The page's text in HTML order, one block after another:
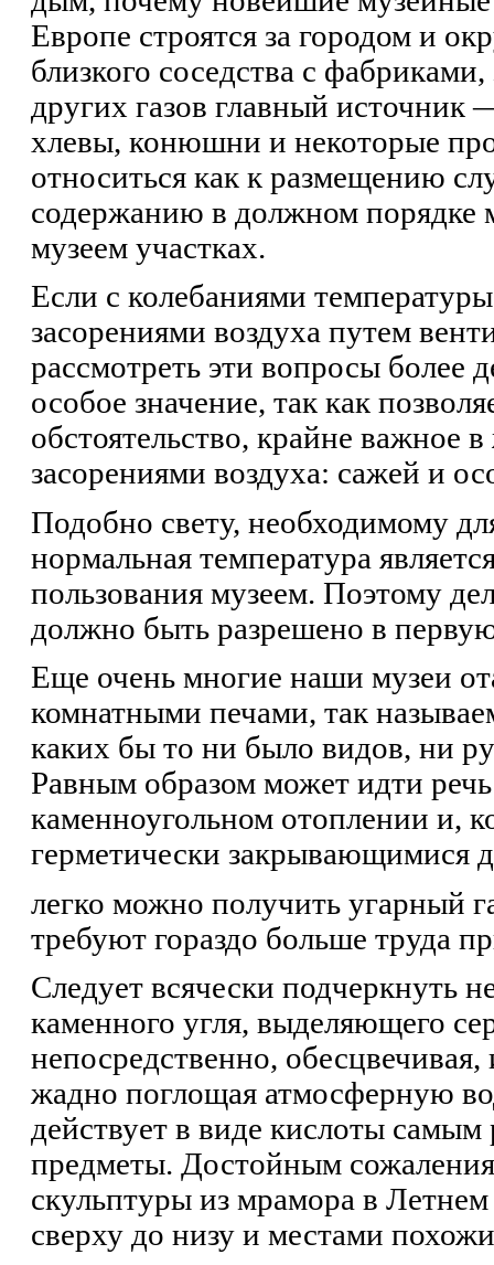
Европе строятся за городом и
близкого соседства с
других газов главный
хлевы, конюшни и некоторые
относиться как к размещению
содержанию в должном порядке
музеем участках.
Если с колебаниями
засорениями воздуха путем
рассмотреть эти вопросы более
особое значение, так как
обстоятельство, крайне важное
засорениями воздуха: сажей и
Подобно свету, необходимому
нормальная температура
пользования музеем. Поэтому
должно быть разрешено в
Еще очень многие наши музеи
комнатными печами, так
каких бы то ни было видов, ни
Равным образом может идти
каменноугольном отоплении и,
герметически закрывающимися
легко можно получить угарный
требуют гораздо больше труда
Следует всячески подчеркнуть
каменного угля, выделяющего
непосредственно,
жадно поглощая атмосферную
действует в виде кислоты
предметы. Достойным сожаления
скульптуры из мрамора в
сверху до низу и местами